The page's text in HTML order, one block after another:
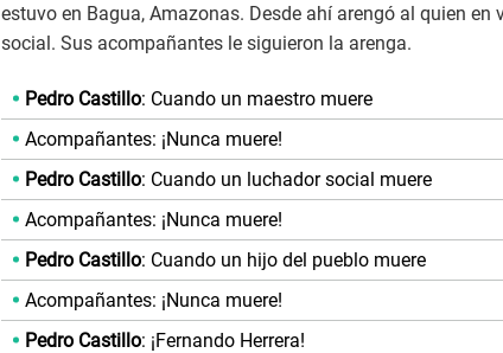
estuvo en Bagua, Amazonas. Desde ahí arengó al quien
social. Sus acompañantes le siguieron la arenga.
Pedro Castillo: Cuando un maestro muere
Acompañantes: ¡Nunca muere!
Pedro Castillo: Cuando un luchador social muere
Acompañantes: ¡Nunca muere!
Pedro Castillo: Cuando un hijo del pueblo muere
Acompañantes: ¡Nunca muere!
Pedro Castillo: ¡Fernando Herrera!